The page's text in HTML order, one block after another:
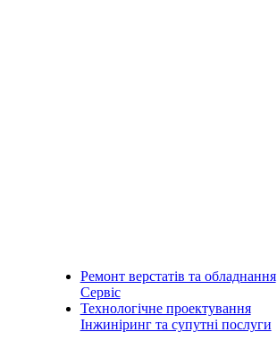
Ремонт верстатів та обладнання
Сервіс
Технологічне проектування
Інжиніринг та супутні послуги